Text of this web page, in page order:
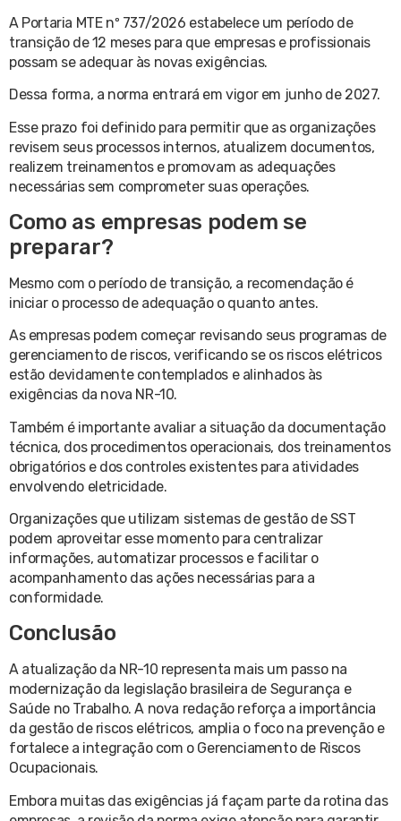
A Portaria MTE nº 737/2026 estabelece um período de
transição de 12 meses para que empresas e profissionais
possam se adequar às novas exigências.
Dessa forma, a norma entrará em vigor em junho de 2027.
Esse prazo foi definido para permitir que as organizações
revisem seus processos internos, atualizem documentos,
realizem treinamentos e promovam as adequações
necessárias sem comprometer suas operações.
Como as empresas podem se
preparar?
Mesmo com o período de transição, a recomendação é
iniciar o processo de adequação o quanto antes.
As empresas podem começar revisando seus programas de
gerenciamento de riscos, verificando se os riscos elétricos
estão devidamente contemplados e alinhados às
exigências da nova NR-10.
Também é importante avaliar a situação da documentação
técnica, dos procedimentos operacionais, dos treinamentos
obrigatórios e dos controles existentes para atividades
envolvendo eletricidade.
Organizações que utilizam sistemas de gestão de SST
podem aproveitar esse momento para centralizar
informações, automatizar processos e facilitar o
acompanhamento das ações necessárias para a
conformidade.
Conclusão
A atualização da NR-10 representa mais um passo na
modernização da legislação brasileira de Segurança e
Saúde no Trabalho. A nova redação reforça a importância
da gestão de riscos elétricos, amplia o foco na prevenção e
fortalece a integração com o Gerenciamento de Riscos
Ocupacionais.
Embora muitas das exigências já façam parte da rotina das